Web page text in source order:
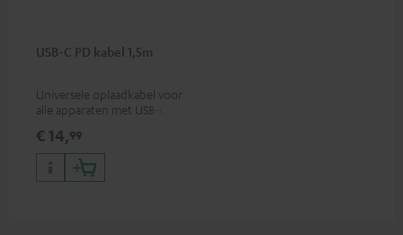
USB-C PD kabel 1,5m
Universele oplaadkabel voor
alle apparaten met USB-C
alle Teufel producten met
USB-C aansluiting
€ 14,99